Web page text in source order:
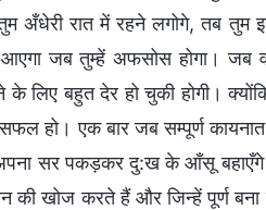
अँधेरी रात में रहने लगोगे, तब तुम
जब तुम्हें अफसोस होगा। जब
के लिए बहुत देर हो चुकी होगी।
हो। एक बार जब सम्पूर्ण कायनात
अपना सर पकड़कर दु:ख के आँसू
की खोज करते हैं और जिन्हें पूर्ण बना